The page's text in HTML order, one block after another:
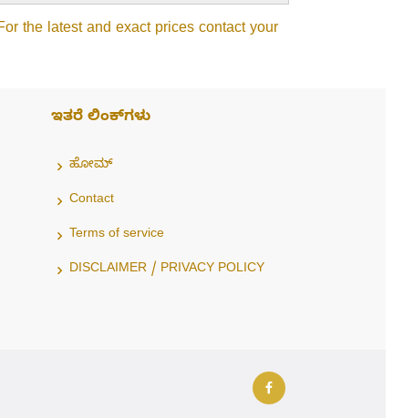
the latest and exact prices contact your
ಇತರೆ ಲಿಂಕ್‌ಗಳು
ಹೋಮ್
Contact
Terms of service
DISCLAIMER / PRIVACY POLICY